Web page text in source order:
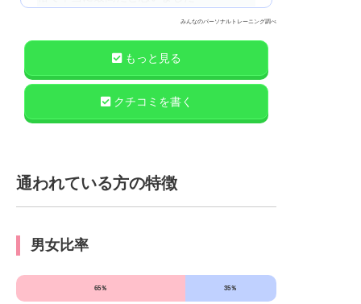
みんなのパーソナルトレーニング調べ
もっと見る
クチコミを書く
通われている方の特徴
男女比率
65％ 35％